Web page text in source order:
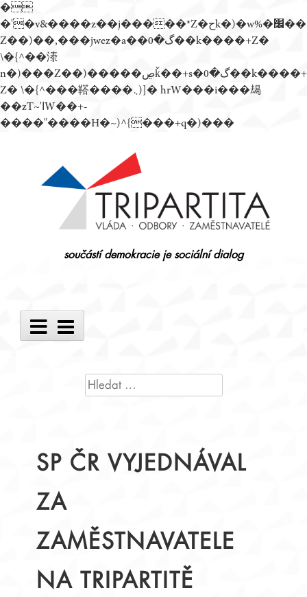
�
�'�v&����z��j�����*Z�حk�)�w%�׬��
Z��)��,���jwez�a��گ�0��k����+Z�
\�{^��溙
n�)���Z��)�����ڝǩ��+s�گ�0��k����+
Z� \�{^���鞳����܆)]� hrW���i���朅
��zƬ~'ߊW��+-
����"����H�~)^{���+q�)���
součástí demokracie je sociální dialog
Main
Menu
VYHLEDÁVÁNÍ
SP ČR VYJEDNÁVAL
ZA
ZAMĚSTNAVATELE
NA TRIPARTITĚ